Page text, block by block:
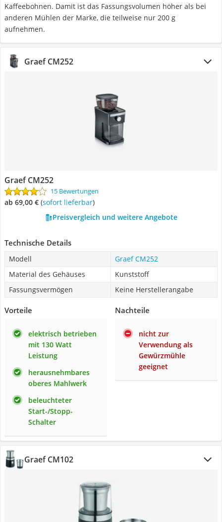
Kaffeebohnen. Damit ist das Fassungsvolumen höher als bei
anderen Mühlen der Marke, die teilweise nur 200 g
aufnehmen.
Graef CM252
Graef CM252
15 Bewertungen
ab 69,00 € ( Sofort lieferbar)
Preisvergleich und weitere Angebote
Technische Details
Modell
Graef CM252
Material des Gehäuses
Kunststoff
Fassungsvermögen
Keine Herstellerangabe
Vorteile
elektrisch betrieben
mit 130 Watt
Leistung
herausnehmbares
oberes Mahlwerk
beleuchteter
Start-/Stopp-
Schalter
Nachteile
nicht zur
Verwendung als
Gewürzmühle
geeignet
Graef CM102